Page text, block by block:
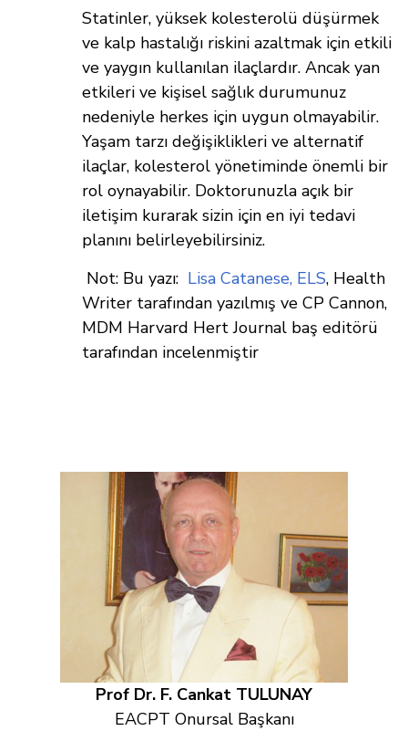
Statinler, yüksek kolesterolü düşürmek
ve kalp hastalığı riskini azaltmak için etkili
ve yaygın kullanılan ilaçlardır. Ancak yan
etkileri ve kişisel sağlık durumunuz
nedeniyle herkes için uygun olmayabilir.
Yaşam tarzı değişiklikleri ve alternatif
ilaçlar, kolesterol yönetiminde önemli bir
rol oynayabilir. Doktorunuzla açık bir
iletişim kurarak sizin için en iyi tedavi
planını belirleyebilirsiniz.
Not: Bu yazı: Lisa Catanese, ELS, Health
Writer tarafından yazılmış ve CP Cannon,
MDM Harvard Hert Journal baş editörü
tarafından incelenmiştir
Prof Dr. F. Cankat TULUNAY
EACPT Onursal Başkanı